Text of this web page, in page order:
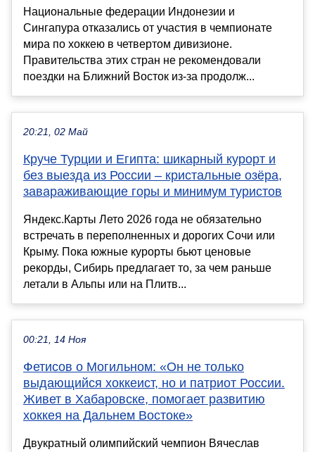
Национальные федерации Индонезии и
Сингапура отказались от участия в чемпионате
мира по хоккею в четвертом дивизионе.
Правительства этих стран не рекомендовали
поездки на Ближний Восток из-за продолж...
20:21, 02 Май
Круче Турции и Египта: шикарный курорт и
без выезда из России – кристальные озёра,
завараживающие горы и минимум туристов
Яндекс.Карты Лето 2026 года не обязательно
встречать в переполненных и дорогих Сочи или
Крыму. Пока южные курорты бьют ценовые
рекорды, Сибирь предлагает то, за чем раньше
летали в Альпы или на Плитв...
00:21, 14 Ноя
Фетисов о Могильном: «Он не только
выдающийся хоккеист, но и патриот России.
Живет в Хабаровске, помогает развитию
хоккея на Дальнем Востоке»
Двукратный олимпийский чемпион Вячеслав